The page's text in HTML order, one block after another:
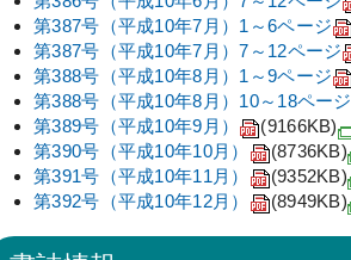
第387号（平成10年7月）1～6ページ
第387号（平成10年7月）7～12ページ
第388号（平成10年8月）1～9ページ
第388号（平成10年8月）10～18ページ
第389号（平成10年9月）
(9166KB)
第390号（平成10年10月）
(8736KB)
第391号（平成10年11月）
(9352KB)
第392号（平成10年12月）
(8949KB)